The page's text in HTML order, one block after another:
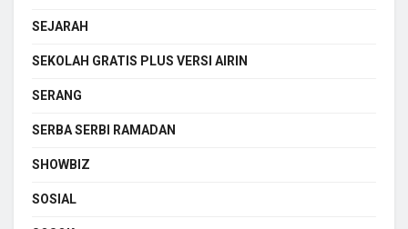
SEJARAH
SEKOLAH GRATIS PLUS VERSI AIRIN
SERANG
SERBA SERBI RAMADAN
SHOWBIZ
SOSIAL